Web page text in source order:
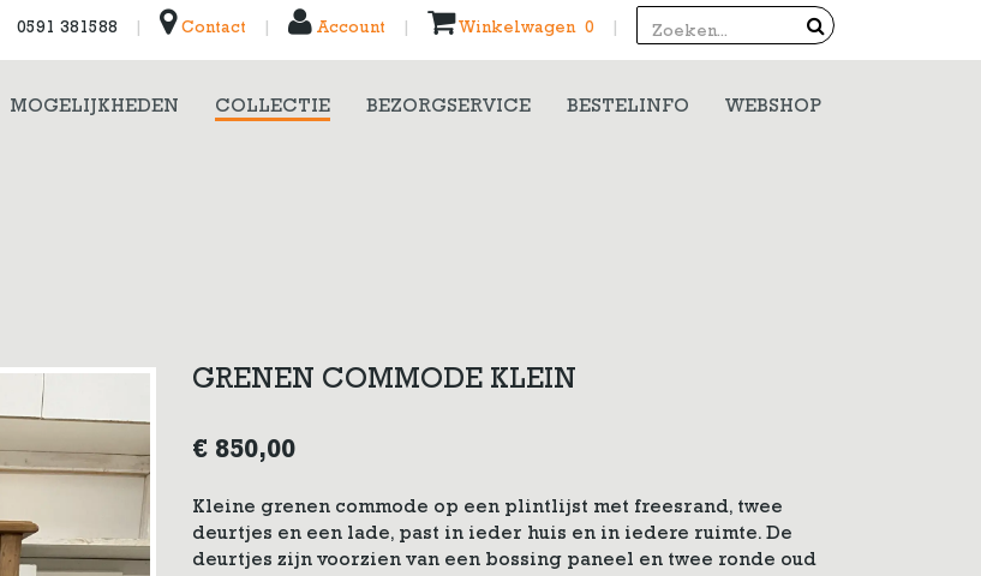
0591 381588 Contact Account Winkelwagen 0
MOGELIJKHEDEN COLLECTIE BEZORGSERVICE BESTELINFO WEBSHOP
GRENEN COMMODE KLEIN
€ 850,00
Kleine grenen commode op een plintlijst met freesrand, twee
deurtjes en een lade, past in ieder huis en in iedere ruimte. De
deurtjes zijn voorzien van een bossing paneel en twee ronde oud